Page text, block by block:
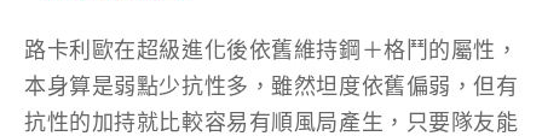
路卡利歐在超級進化後依舊維持鋼＋格鬥的屬性，
本身算是弱點少抗性多，雖然坦度依舊偏弱，但有
抗性的加持就比較容易有順風局產生，只要隊友能